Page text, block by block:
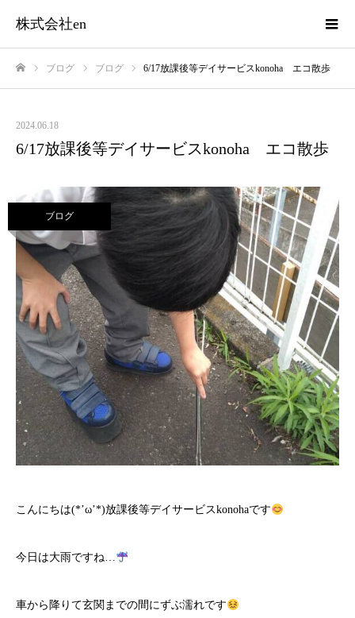
株式会社en
ブログ ブログ 6/17放課後等デイサービスkonoha エコ散歩
2024.06.18
6/17放課後等デイサービスkonoha エコ散歩
ブログ
こんにちは(*’ω’*)放課後等デイサービスkonohaです
今日は大雨ですね…
車から降りて玄関までの間にずぶ濡れです